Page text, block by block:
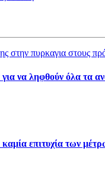
να ληφθούν όλα τα
επιτυχία των